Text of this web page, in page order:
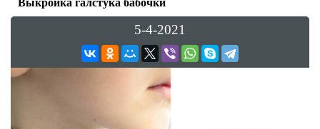
Выкройка галстука бабочки
5-4-2021